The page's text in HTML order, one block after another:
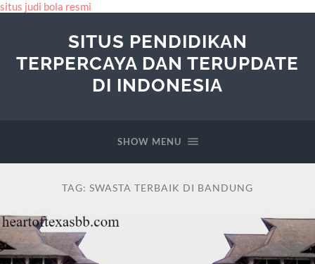
situs judi bola resmi
SITUS PENDIDIKAN
TERPERCAYA DAN TERUPDATE
DI INDONESIA
SHOW MENU
TAG: SWASTA TERBAIK DI BANDUNG